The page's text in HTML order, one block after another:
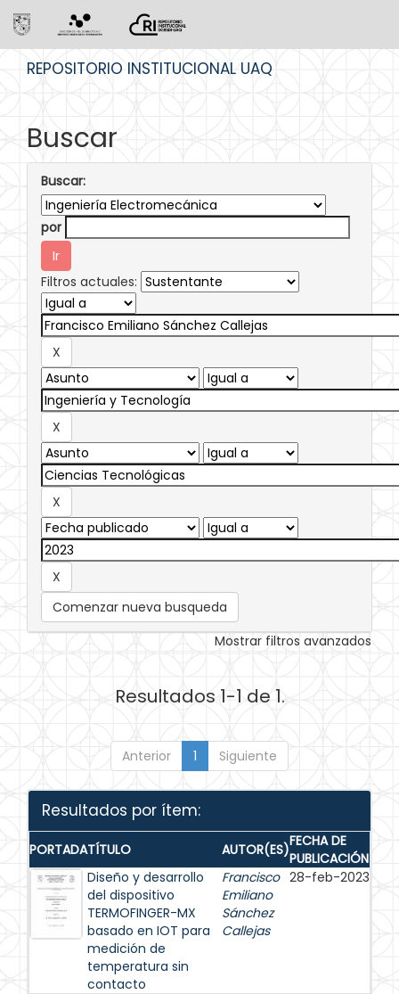
REPOSITORIO INSTITUCIONAL UAQ
Buscar
Buscar:
por
Filtros actuales:
Comenzar nueva busqueda
Mostrar filtros avanzados
Resultados 1-1 de 1.
Anterior 1 Siguiente
Resultados por ítem:
PORTADATÍTULO AUTOR(ES)FECHA DE
PUBLICACIÓN
Diseño y desarrollo
del dispositivo
TERMOFINGER-MX
basado en IOT para
medición de
temperatura sin
contacto
Francisco
Emiliano
Sánchez
Callejas
28-feb-2023